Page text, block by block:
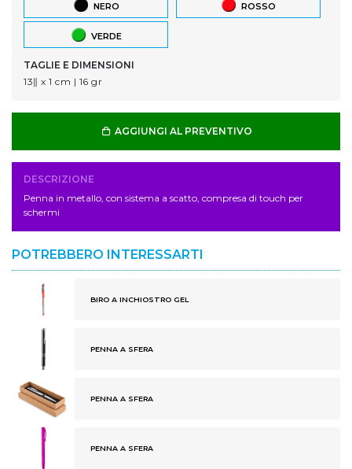
NERO ROSSO
VERDE
TAGLIE E DIMENSIONI
13ǁ x 1 cm | 16 gr
AGGIUNGI AL PREVENTIVO
DESCRIZIONE
Penna in metallo, con sistema a scatto, compresa di touch per
schermi
POTREBBERO INTERESSARTI
BIRO A INCHIOSTRO GEL
PENNA A SFERA
PENNA A SFERA
PENNA A SFERA